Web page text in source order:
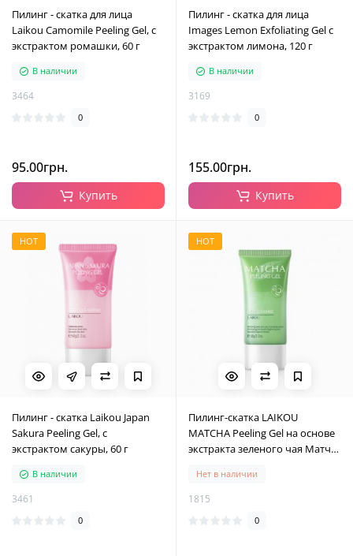
Пилинг - скатка для лица
Laikou Camomile Peeling Gel, с
экстрактом ромашки, 60 г
В наличии
3464
0
95.00грн.
Купить
Пилинг - скатка для лица
Images Lemon Exfoliating Gel с
экстрактом лимона, 120 г
В наличии
3169
0
155.00грн.
Купить
HOT
Пилинг - скатка Laikou Japan
Sakura Peeling Gel, с
экстрактом сакуры, 60 г
В наличии
3461
0
HOT
Пилинг-скатка LAIKOU
MATCHA Peeling Gel на основе
экстракта зеленого чая Матча
кислотой, 60 мл
Нет в наличии
1815
0